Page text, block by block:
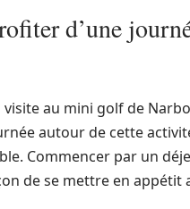
d’une
au mini golf de
autour de cette
Commencer par un
de se mettre en appétit